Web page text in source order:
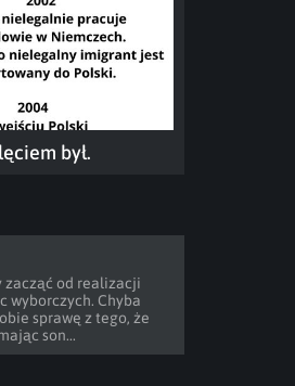
był.
zacząć od realizacji
wyborczych. Chyba
sprawę z tego, że
son...